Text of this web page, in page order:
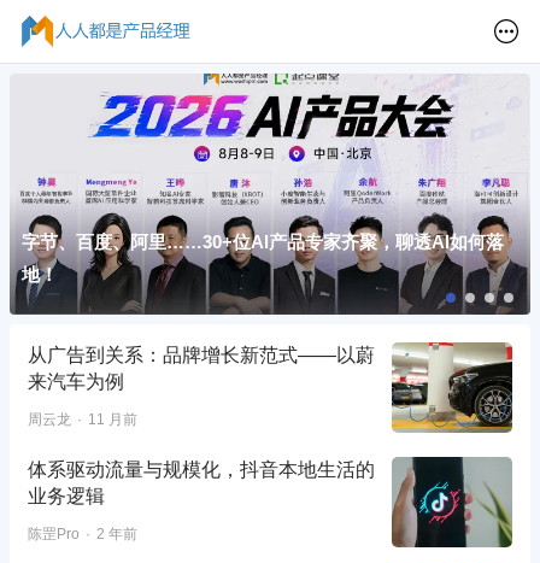
字节、百度、阿里……30+位AI产品专家齐聚，聊透AI如何落
地！
从广告到关系：品牌增长新范式——以蔚
来汽车为例
周云龙 11 月前
体系驱动流量与规模化，抖音本地生活的
业务逻辑
陈罡Pro 2 年前